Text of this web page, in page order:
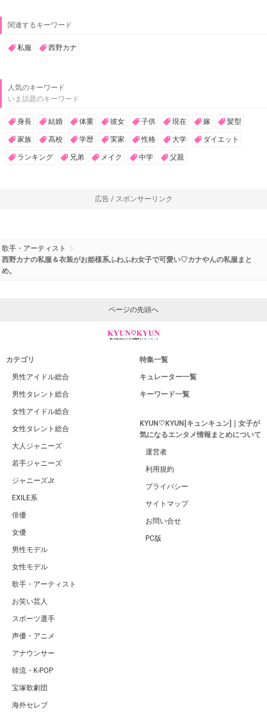
関連するキーワード
私服 西野カナ
人気のキーワード
いま話題のキーワード
身長 結婚 体重 彼女 子供 現在 嫁 髪型
家族 高校 学歴 実家 性格 大学 ダイエット
ランキング 兄弟 メイク 中学 父親
広告 / スポンサーリンク
歌手・アーティスト
西野カナの私服＆衣装がお姫様系ふわふわ女子で可愛い♡カナやんの私服まと
め。
ページの先頭へ
カテゴリ
男性アイドル総合
男性タレント総合
女性アイドル総合
女性タレント総合
大人ジャニーズ
若手ジャニーズ
ジャニーズJr.
EXILE系
俳優
女優
男性モデル
女性モデル
歌手・アーティスト
お笑い芸人
スポーツ選手
声優・アニメ
アナウンサー
韓流・K-POP
宝塚歌劇団
海外セレブ
特集一覧
キュレーター一覧
キーワード一覧
KYUN♡KYUN[キュンキュン]｜女子が
気になるエンタメ情報まとめについて
運営者
利用規約
プライバシー
サイトマップ
お問い合せ
PC版